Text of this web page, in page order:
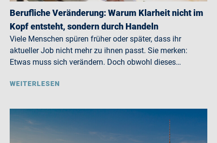
Berufliche Veränderung: Warum Klarheit nicht im
Kopf entsteht, sondern durch Handeln
Viele Menschen spüren früher oder später, dass ihr
aktueller Job nicht mehr zu ihnen passt. Sie merken:
Etwas muss sich verändern. Doch obwohl dieses…
WEITERLESEN